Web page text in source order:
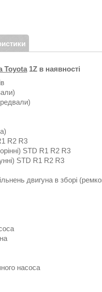
Toyota 1Z в наявності
R2 R3
STD R1 R2 R3
STD R1 R2 R3
двигуна в зборі
насоса